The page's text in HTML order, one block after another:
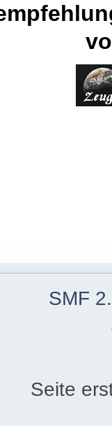
SMF
Seite